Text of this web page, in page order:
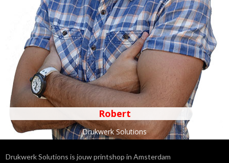
Robert
Drukwerk Solutions
Drukwerk Solutions is jouw printshop in Amsterdam